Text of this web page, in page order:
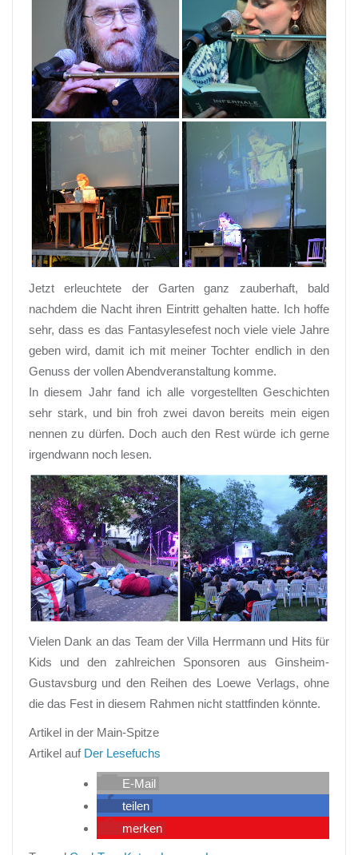
Jetzt erleuchtete der Garten ganz zauberhaft, bald
nachdem die Nacht ihren Eintritt gehalten hatte. Ich hoffe
sehr, dass es das Fantasylesefest noch viele viele Jahre
geben wird, damit ich mit meiner Tochter endlich in den
Genuss der vollen Abendveranstaltung komme.
In diesem Jahr fand ich alle vorgestellten Geschichten
sehr stark, und bin froh zwei davon bereits mein eigen
nennen zu dürfen. Doch auch den Rest würde ich gerne
irgendwann noch lesen.
Vielen Dank an das Team der Villa Herrmann und Hits für
Kids und den zahlreichen Sponsoren aus Ginsheim-
Gustavsburg und den Reihen des Loewe Verlags, ohne
die das Fest in diesem Rahmen nicht stattfinden könnte.
Artikel in der Main-Spitze
Artikel auf Der Lesefuchs
E-Mail
teilen
merken